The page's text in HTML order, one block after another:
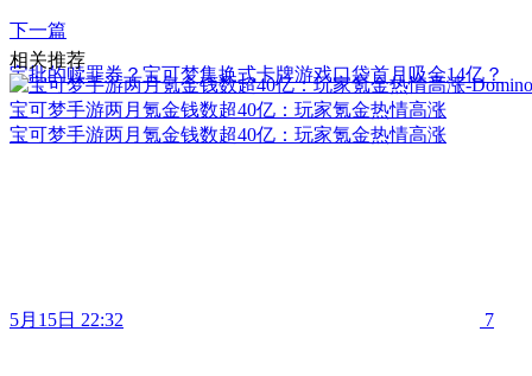
下一篇
宝批的赎罪券？宝可梦集换式卡牌游戏口袋首月吸金14亿？
相关推荐
宝可梦手游两月氪金钱数超40亿：玩家氪金热情高涨
宝可梦手游两月氪金钱数超40亿：玩家氪金热情高涨
5月15日 22:32 7